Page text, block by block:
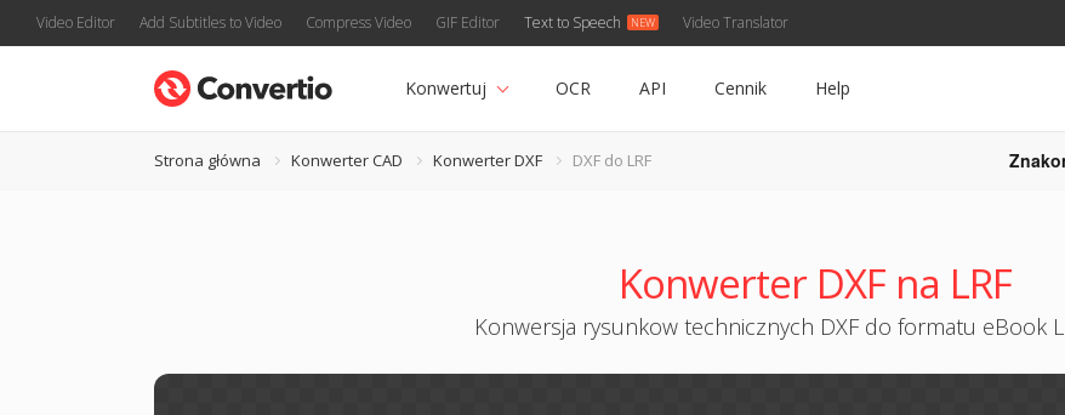
Video Editor Add Subtitles to Video Compress Video GIF Editor Text to Speech Video Translator
Konwertuj OCR API Cennik Help
Strona główna Konwerter CAD Konwerter DXF DXF do LRF
Konwerter DXF na LRF
Konwersja rysunkow technicznych DXF do formatu eBook